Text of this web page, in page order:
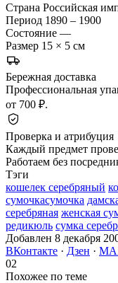
Страна Российская
Период 1890 – 1900
Состояние —
Размер 15 × 5 см
Бережная доставка
Профессиональная
от 700 ₽.
Проверка и атрибуция
Каждый предмет
Работаем без
Тэги
кошелек серебряный
сумочкасумочка
серебряная женская
редикюль сумка
Добавлен 8 декабря
ВКонтакте · Дзен ·
02
Похожее по теме